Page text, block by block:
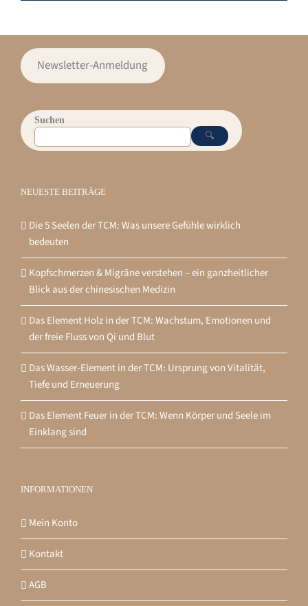
Newsletter-Anmeldung
Suchen
🔍
NEUESTE BEITRÄGE
Die 5 Seelen der TCM: Was unsere Gefühle wirklich
bedeuten
Kopfschmerzen & Migräne verstehen – ein ganzheitlicher
Blick aus der chinesischen Medizin
Das Element Holz in der TCM: Wachstum, Emotionen und
der freie Fluss von Qi und Blut
Das Wasser-Element in der TCM: Ursprung von Vitalität,
Tiefe und Erneuerung
Das Element Feuer in der TCM: Wenn Körper und Seele im
Einklang sind
INFORMATIONEN
Mein Konto
Kontakt
AGB